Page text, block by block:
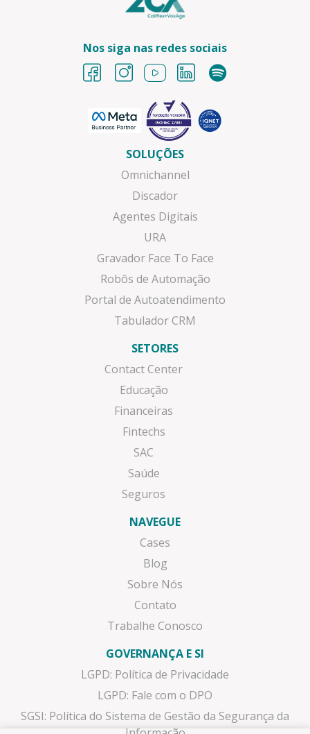
Nos siga nas redes sociais
SOLUÇÕES
Omnichannel
Discador
Agentes Digitais
URA
Gravador Face To Face
Robôs de Automação
Portal de Autoatendimento
Tabulador CRM
SETORES
Contact Center
Educação
Financeiras
Fintechs
SAC
Saúde
Seguros
NAVEGUE
Cases
Blog
Sobre Nós
Contato
Trabalhe Conosco
GOVERNANÇA E SI
LGPD: Política de Privacidade
LGPD: Fale com o DPO
SGSI: Política do Sistema de Gestão da Segurança da